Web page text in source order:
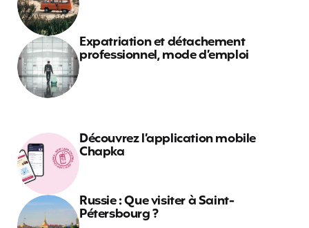
Expatriation et détachement
professionnel, mode d’emploi
Découvrez l’application mobile
Chapka
Russie : Que visiter à Saint-
Pétersbourg ?